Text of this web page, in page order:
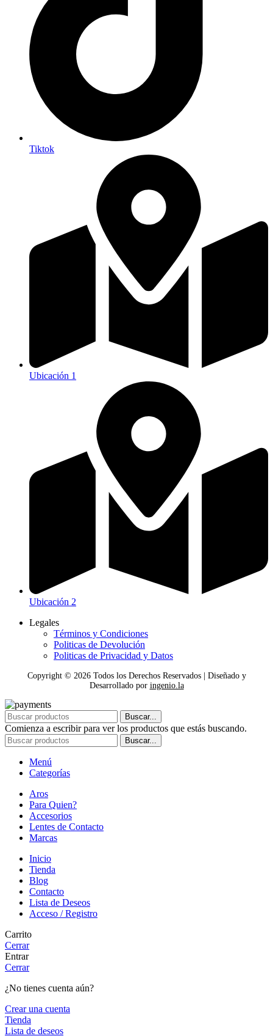
Tiktok
Ubicación 1
Ubicación 2
Legales
Términos y Condiciones
Politicas de Devolución
Politicas de Privacidad y Datos
Copyright © 2026Todos los Derechos Reservados | Diseñado y
Desarrollado por ingenio.la
Buscar...
Comienza a escribir para ver los productos que estás buscando.
Buscar...
Menú
Categorías
Aros
Para Quien?
Accesorios
Lentes de Contacto
Marcas
Inicio
Tienda
Blog
Contacto
Lista de Deseos
Acceso / Registro
Carrito
Cerrar
Entrar
Cerrar
¿No tienes cuenta aún?
Crear una cuenta
Tienda
Lista de deseos